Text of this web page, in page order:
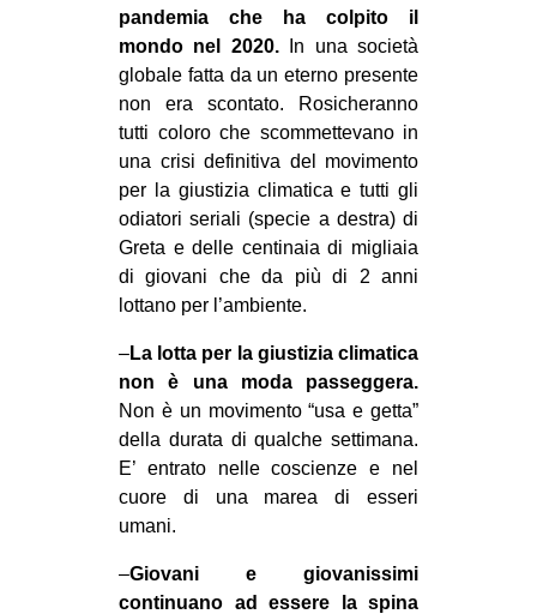
CULTURE
ARTE
CINEMA
MANIFESTI
MUSICA
RECENSIONI
INTERNAZIONALE
AMERICHE
ESTREMO ORIENTE
EUROPA
EVENTI
pandemia che ha colpito il
mondo nel 2020.In una società
globale fatta da un eterno presente
non era scontato. Rosicheranno
tutti coloro che scommettevano in
una crisi definitiva del movimento
per la giustizia climatica e tutti gli
odiatori seriali (specie a destra) di
Greta e delle centinaia di migliaia
di giovani che da più di 2 anni
lottano per l’ambiente.
–La lotta per la giustizia climatica
non è una moda passeggera.
Non è un movimento “usa e getta”
della durata di qualche settimana.
E’ entrato nelle coscienze e nel
cuore di una marea di esseri
umani.
–Giovani e giovanissimi
continuano ad essere la spina